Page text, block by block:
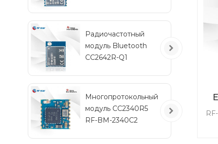
энергопотреблением
RF-BM-2340QB1
Радиочастотный
модуль Bluetooth
CC2642R-Q1
транспортных
средств
Многопротокольный
модуль CC2340R5
RF-BM-2340C2